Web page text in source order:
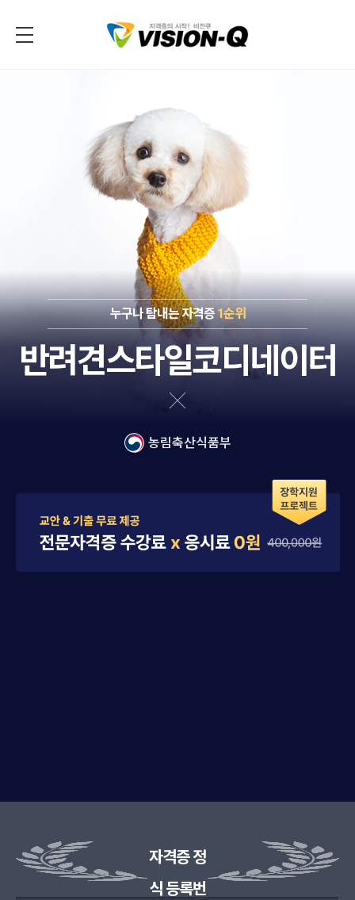
누구나 탐내는 자격증 1순위
반려견스타일코디네이터
농림축산식품부
자격증 정
식 등록번